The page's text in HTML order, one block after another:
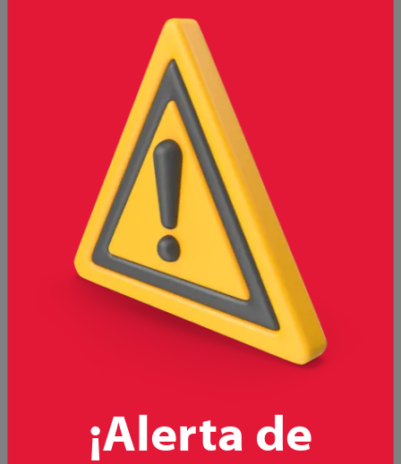
Imagen únicamente de referencia, el producto final puede
Presentaciones disponibles
Agregar *Selecciona una presentación para
agregar
Almacenamiento Precauciones
¡Alerta de